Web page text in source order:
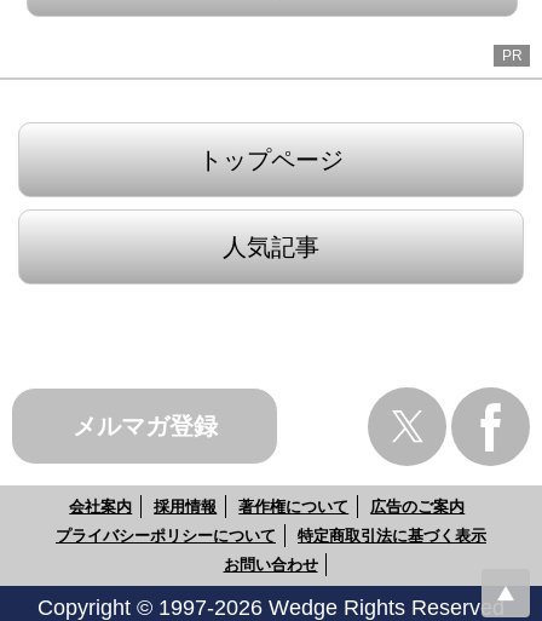
PR
トップページ
人気記事
メルマガ登録
会社案内 採用情報 著作権について
広告のご案内
プライバシーポリシーについて
特定商取引法に基づく表示
お問い合わせ
Copyright © 1997-2026 Wedge Rights Reserved